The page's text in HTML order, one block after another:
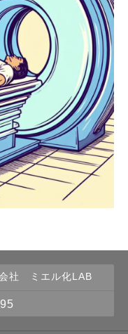
社 ミエル化LAB